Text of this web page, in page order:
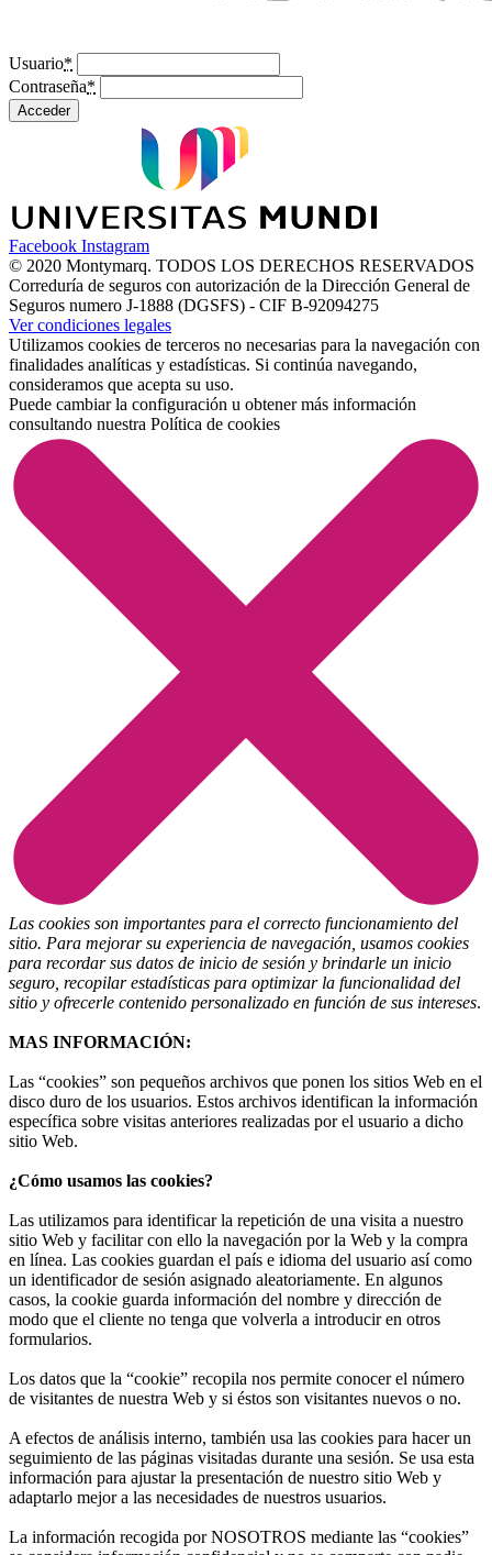
Usuario*
Contraseña*
Acceder
Facebook Instagram
© 2020 Montymarq. TODOS LOS DERECHOS RESERVADOS
Correduría de seguros con autorización de la Dirección General de
Seguros numero J-1888 (DGSFS) - CIF B-92094275
Ver condiciones legales
Utilizamos cookies de terceros no necesarias para la navegación con
finalidades analíticas y estadísticas. Si continúa navegando,
consideramos que acepta su uso.
Puede cambiar la configuración u obtener más información
consultando nuestra Política de cookies
Las cookies son importantes para el correcto funcionamiento del
sitio. Para mejorar su experiencia de navegación, usamos cookies
para recordar sus datos de inicio de sesión y brindarle un inicio
seguro, recopilar estadísticas para optimizar la funcionalidad del
sitio y ofrecerle contenido personalizado en función de sus intereses.
MAS INFORMACIÓN:
Las “cookies” son pequeños archivos que ponen los sitios Web en el
disco duro de los usuarios. Estos archivos identifican la información
específica sobre visitas anteriores realizadas por el usuario a dicho
sitio Web.
¿Cómo usamos las cookies?
Las utilizamos para identificar la repetición de una visita a nuestro
sitio Web y facilitar con ello la navegación por la Web y la compra
en línea. Las cookies guardan el país e idioma del usuario así como
un identificador de sesión asignado aleatoriamente. En algunos
casos, la cookie guarda información del nombre y dirección de
modo que el cliente no tenga que volverla a introducir en otros
formularios.
Los datos que la “cookie” recopila nos permite conocer el número
de visitantes de nuestra Web y si éstos son visitantes nuevos o no.
A efectos de análisis interno, también usa las cookies para hacer un
seguimiento de las páginas visitadas durante una sesión. Se usa esta
información para ajustar la presentación de nuestro sitio Web y
adaptarlo mejor a las necesidades de nuestros usuarios.
La información recogida por NOSOTROS mediante las “cookies”